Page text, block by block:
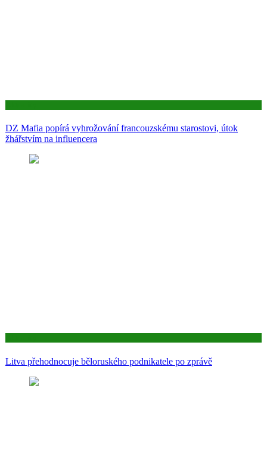
DZ Mafia popírá vyhrožování francouzskému starostovi, útok
žhářstvím na influencera
Litva přehodnocuje běloruského podnikatele po zprávě